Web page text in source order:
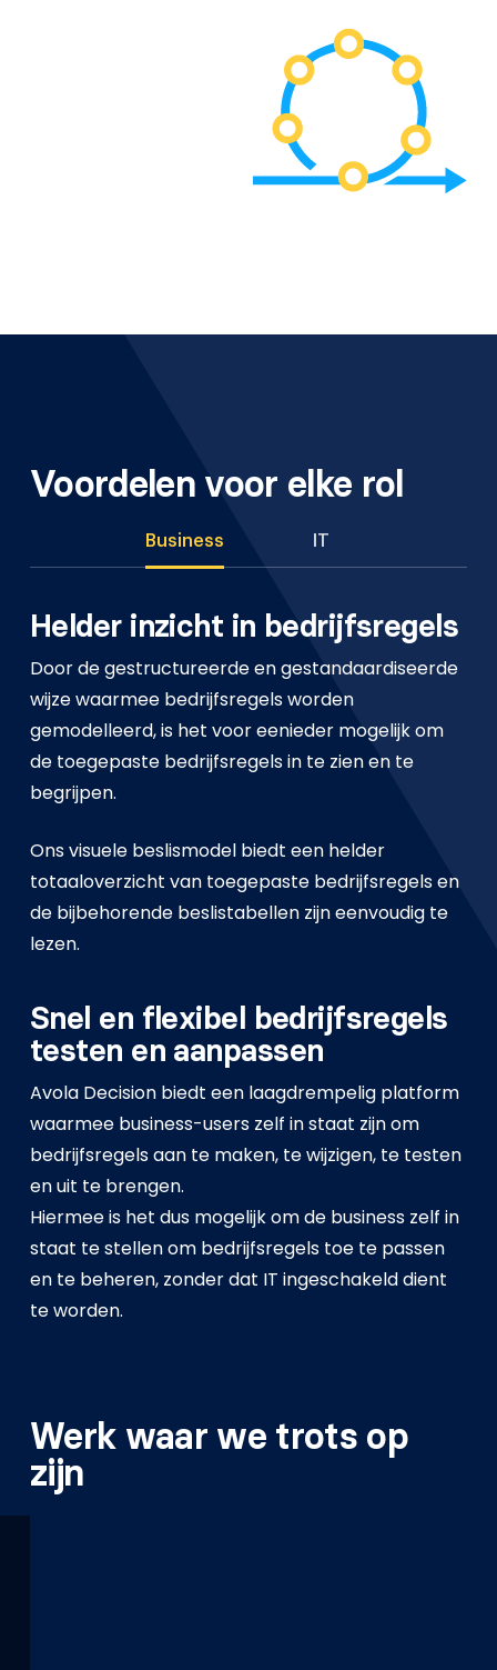
Voordelen voor elke rol
Business IT
Helder inzicht in bedrijfsregels
Door de gestructureerde en gestandaardiseerde
wijze waarmee bedrijfsregels worden
gemodelleerd, is het voor eenieder mogelijk om
de toegepaste bedrijfsregels in te zien en te
begrijpen.
Ons visuele beslismodel biedt een helder
totaaloverzicht van toegepaste bedrijfsregels en
de bijbehorende beslistabellen zijn eenvoudig te
lezen.
Snel en flexibel bedrijfsregels
testen en aanpassen
Avola Decision biedt een laagdrempelig platform
waarmee business-users zelf in staat zijn om
bedrijfsregels aan te maken, te wijzigen, te testen
en uit te brengen.
Hiermee is het dus mogelijk om de business zelf in
staat te stellen om bedrijfsregels toe te passen
en te beheren, zonder dat IT ingeschakeld dient
te worden.
Werk waar we trots op
zijn